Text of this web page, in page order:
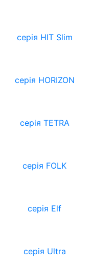
серія HIT Slim
cерія HORIZON
серія TETRA
серія FOLK
серія Elf
серія Ultra